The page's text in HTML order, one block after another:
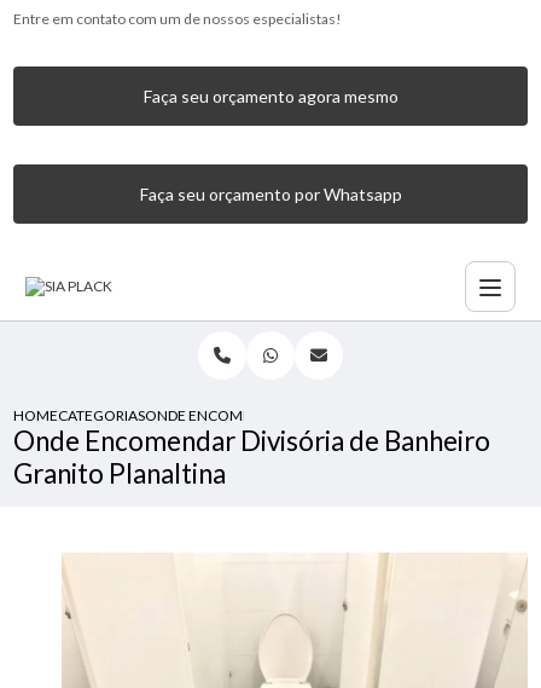
Entre em contato com um de nossos especialistas!
Faça seu orçamento agora mesmo
Faça seu orçamento por Whatsapp
HOMECATEGORIASONDE ENCOMENDAR DIVISÓRIA DE BANHEIRO GRANITO
Onde Encomendar Divisória de Banheiro
Granito Planaltina